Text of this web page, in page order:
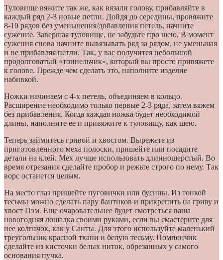
Туловище вяжите так же, как вязали голову, прибавляйте в
каждый ряд 2-3 новые петли. Дойдя до середины, провяжите
8-10 рядов без уменьшения/добавления петель, начните
сужение. Завершая туловище, не забудьте про шею. В момент
сужения снова начните вывязывать ряд за рядом, не уменьшая
и не прибавляя петли. Так, у вас получится небольшой
продолговатый «тоннельчик», который вы просто привяжете
к голове. Прежде чем сделать это, наполните изделие
набивкой.
Ножки начинаем с 4-х петель, объединяем в кольцо.
Расширение необходимо только первые 2-3 ряда, затем вяжем
без прибавления. Когда каждая ножка будет необходимой
длины, наполните ее и привяжите к туловищу, как шею.
Теперь займитесь гривой и хвостом. Вырежете из
приготовленного меха полоски, пришейте или посадите
детали на клей. Мех лучше использовать длинношерстый. Во
время отрезания сделайте пробор и режьте строго по нему. Так
ворс останется целым.
На место глаз пришейте пуговички или бусины. Из тонкой
тесьмы можно сделать пару бантиков и прикрепить на гриву и
хвост Пэм. Еще очаровательнее будет смотреться ваша
новогодняя лошадка своими руками, если вы смастерите для
нее колпачок, как у Санты. Для этого используйте маленький
треугольник красной ткани и белую тесьму. Помпончик
сделайте из кисточки белых ниток, обрезанных у самого
основания пучка.